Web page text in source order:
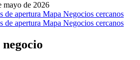
mayo de 2026
de apertura Mapa Negocios cercanos
de apertura Mapa Negocios cercanos